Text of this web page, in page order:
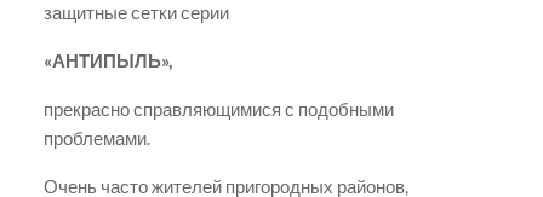
защитные сетки серии
«АНТИПЫЛЬ»,
прекрасно справляющимися с подобными
проблемами.
Очень часто жителей пригородных районов,